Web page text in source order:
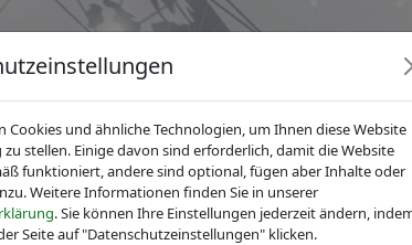
Dienstleistungen Fachgruppen Über
Cookies und ähnliche Technologien, um Ihnen diese Website
stellen. Einige davon sind erforderlich, damit die Website
funktioniert, andere sind optional, fügen aber Inhalte oder
Weitere Informationen finden Sie in unserer
. Sie können Ihre Einstellungen jederzeit ändern,
Seite auf "Datenschutzeinstellungen" klicken.